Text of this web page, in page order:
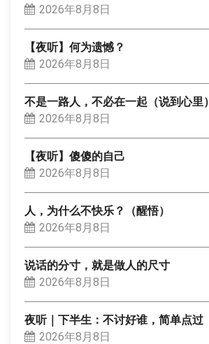
2026年8月8日
【夜听】何为遗憾？
2026年8月8日
不是一路人，不必在一起（说到心里）
2026年8月8日
【夜听】傻傻的自己
2026年8月8日
人，为什么不快乐？（醒悟）
2026年8月8日
说话的分寸，就是做人的尺寸
2026年8月8日
夜听｜下半生：不讨好谁，简单点过
2026年8月8日